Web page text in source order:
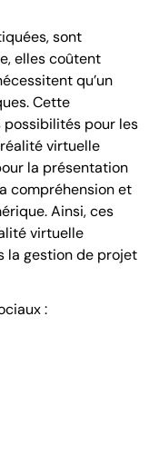
sont
elles coûtent
qu’un
Cette
pour les
virtuelle
la présentation
compréhension et
Ainsi, ces
virtuelle
la gestion de projet
: